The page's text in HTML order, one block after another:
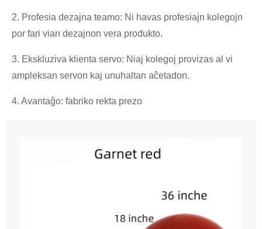
2. Profesia dezajna teamo: Ni havas profesiajn kolegojn
por fari vian dezajnon vera produkto.
3. Ekskluziva klienta servo: Niaj kolegoj provizas al vi
ampleksan servon kaj unuhaltan aĉetadon.
4. Avantaĝo: fabriko rekta prezo